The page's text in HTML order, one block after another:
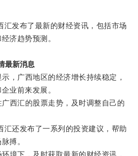
发布了最新的财经资讯，包括市场
济趋势预测。
最新消息
广西地区的经济增长持续稳定，
业前来发展。
汇的股票走势，及时调整自己的
还发布了一系列的投资建议，帮助
搏。